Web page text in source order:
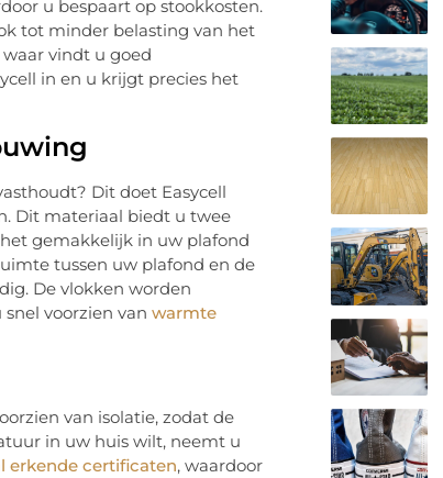
u bespaart op stookkosten.
tot minder belasting van het
vindt u goed
in en u krijgt precies het
Dit doet Easycell
Dit materiaal biedt u twee
gemakkelijk in uw plafond
tussen uw plafond en de
De vlokken worden
voorzien van warmte
van isolatie, zodat de
in uw huis wilt, neemt u
erkende certificaten, waardoor